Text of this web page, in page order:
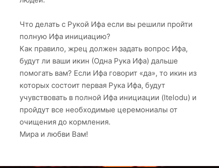
Что делать с Рукой Ифа если вы решили пройти
полную Ифа инициацию?
Как правило, жрец должен задать вопрос Ифа,
будут ли ваши икин (Одна Рука Ифа) дальше
помогать вам? Если Ифа говорит «да», то икин из
которых состоит первая Рука Ифа, будут
учувствовать в полной Ифа инициации (Itelodu) и
пройдут все необходимые церемониалы от
очищения до кормления.
Мира и любви Вам!